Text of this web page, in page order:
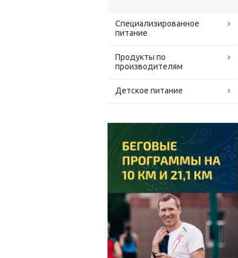
Специализированное
питание
Продукты по
производителям
Детское питание